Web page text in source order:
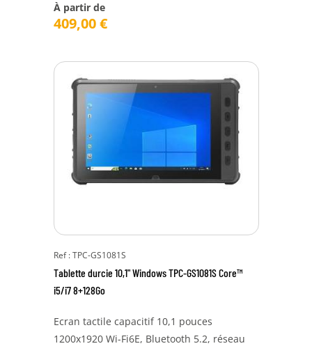
À partir de
409,00€
Ref : TPC-GS1081S
Tablette durcie 10,1" Windows TPC-GS1081S Core™
i5/i7 8+128Go
Ecran tactile capacitif 10,1 pouces
1200x1920 Wi-Fi6E, Bluetooth 5.2, réseau